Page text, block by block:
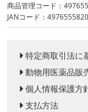
商品管理コード：
JANコード：
特定商取引法に
動物用医薬品販
個人情報保護方
支払方法